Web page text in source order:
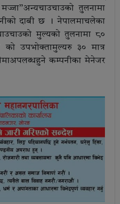
तुलनामा
दाबी छ । नेपालमाचलेका
मुल्यको तुलनामा ८०
को उपभोक्तामुल्यरु ३० मात्र
कम्पनीका मेनेजर